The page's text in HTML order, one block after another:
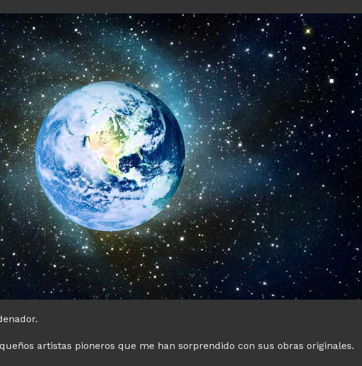
artistas pioneros que me han sorprendido con sus obras originales.